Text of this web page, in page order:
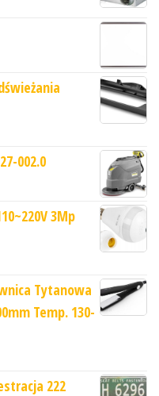
002.0
3Mp
Tytanowa
Temp. 130-
222